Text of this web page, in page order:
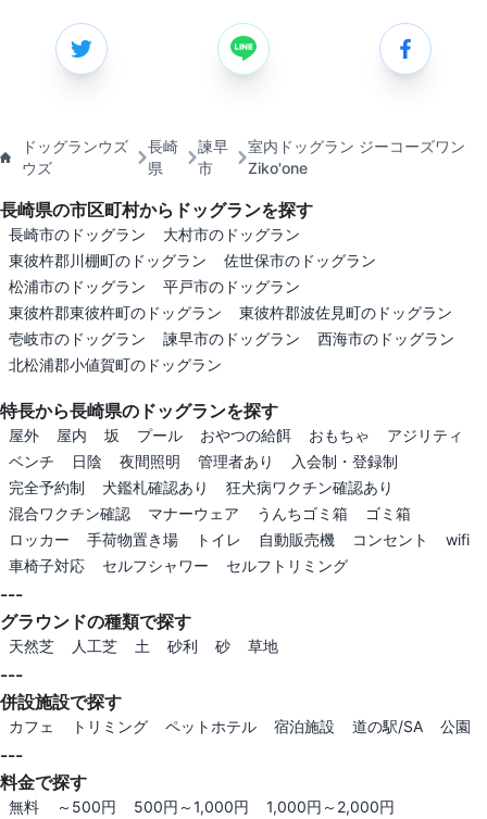
ドッグランウズ
ウズ
長崎
県
諫早
市
室内ドッグラン ジーコーズワン
Ziko'one
長崎県の市区町村からドッグランを探す
長崎市のドッグラン
大村市のドッグラン
東彼杵郡川棚町のドッグラン
佐世保市のドッグラン
松浦市のドッグラン
平戸市のドッグラン
東彼杵郡東彼杵町のドッグラン
東彼杵郡波佐見町のドッグラン
壱岐市のドッグラン
諫早市のドッグラン
西海市のドッグラン
北松浦郡小値賀町のドッグラン
特長から長崎県のドッグランを探す
屋外 屋内 坂 プール おやつの給餌 おもちゃ
アジリティ
ベンチ
日陰 夜間照明 管理者あり
入会制・登録制
完全予約制
犬鑑札確認あり
狂犬病ワクチン確認あり
混合ワクチン確認
マナーウェア うんちゴミ箱
ゴミ箱
ロッカー
手荷物置き場 トイレ 自動販売機 コンセント
wifi
車椅子対応
セルフシャワー セルフトリミング
---
グラウンドの種類で探す
天然芝 人工芝 土 砂利 砂 草地
---
併設施設で探す
カフェ トリミング ペットホテル 宿泊施設 道の駅/SA 公園
---
料金で探す
無料 ～500円 500円～1,000円
1,000円～2,000円